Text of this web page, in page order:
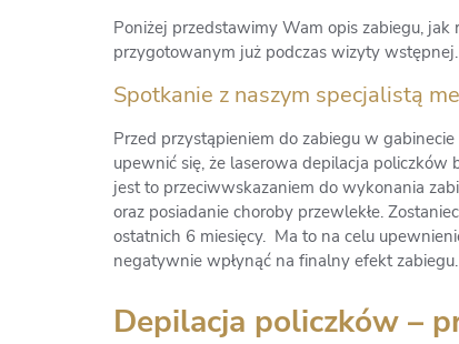
Poniżej przedstawimy Wam opis zabiegu,
przygotowanym już podczas wizyty wstępnej.
Spotkanie z naszym specjalistą
Przed przystąpieniem do zabiegu w
upewnić się, że laserowa depilacja policzków
jest to przeciwwskazaniem do wykonania
oraz posiadanie choroby przewlekłe.
ostatnich 6 miesięcy. Ma to na celu
negatywnie wpłynąć na finalny efekt zabiegu.
Depilacja policzków –